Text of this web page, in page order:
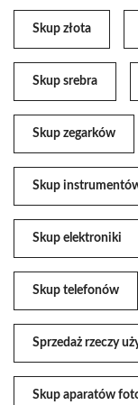
Skup złota
Skup srebra
Skup zegarków
Skup
Skup elektroniki
Skup telefonów
Sprzedaż rzeczy
Skup aparatów